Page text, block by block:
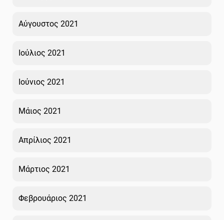
Αύγουστος 2021
Ιούλιος 2021
Ιούνιος 2021
Μάιος 2021
Απρίλιος 2021
Μάρτιος 2021
Φεβρουάριος 2021